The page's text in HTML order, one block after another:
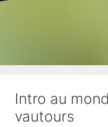
Intro au
vautours